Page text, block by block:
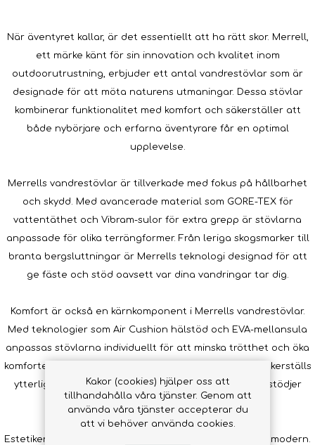
När äventyret kallar, är det essentiellt att ha rätt skor. Merrell,
ett märke känt för sin innovation och kvalitet inom
outdoorutrustning, erbjuder ett antal vandrestövlar som är
designade för att möta naturens utmaningar. Dessa stövlar
kombinerar funktionalitet med komfort och säkerställer att
både nybörjare och erfarna äventyrare får en optimal
upplevelse.
Merrells vandrestövlar är tillverkade med fokus på hållbarhet
och skydd. Med avancerade material som GORE-TEX för
vattentäthet och Vibram-sulor för extra grepp är stövlarna
anpassade för olika terrängformer. Från leriga skogsmarker till
branta bergsluttningar är Merrells teknologi designad för att
ge fäste och stöd oavsett var dina vandringar tar dig.
Komfort är också en kärnkomponent i Merrells vandrestövlar.
Med teknologier som Air Cushion hälstöd och EVA-mellansula
anpassas stövlarna individuellt för att minska trötthet och öka
komforten under långa promenader. Denna komfort säkerställs
ytterligare med stövlarnas ergonomiska design som stödjer
fotens naturliga rörelse.
Estetiken i Merrells vandrestövlar är både klassisk och modern.
Kakor (cookies) hjälper oss att
tillhandahålla våra tjänster. Genom att
använda våra tjänster accepterar du
att vi behöver använda cookies.